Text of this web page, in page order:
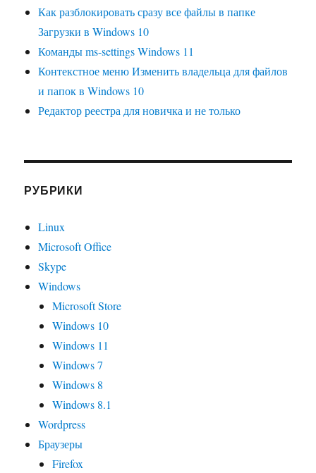
Как разблокировать сразу все файлы в папке
Загрузки в Windows 10
Команды ms-settings Windows 11
Контекстное меню Изменить владельца для файлов
и папок в Windows 10
Редактор реестра для новичка и не только
РУБРИКИ
Linux
Microsoft Office
Skype
Windows
Microsoft Store
Windows 10
Windows 11
Windows 7
Windows 8
Windows 8.1
Wordpress
Браузеры
Firefox